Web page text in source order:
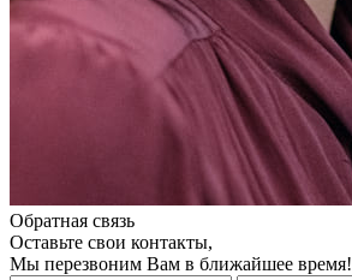
Обратная связь
Оставьте свои контакты,
Мы перезвоним Вам в ближайшее время!